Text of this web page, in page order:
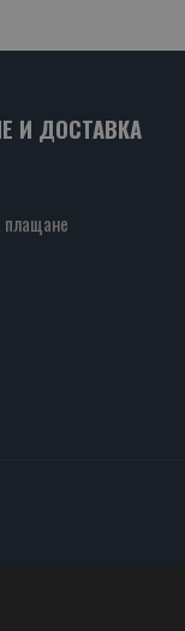
И ДОСТАВКА